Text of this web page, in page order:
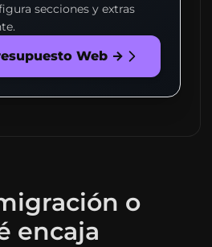
secciones y extras
Web →
o
encaja